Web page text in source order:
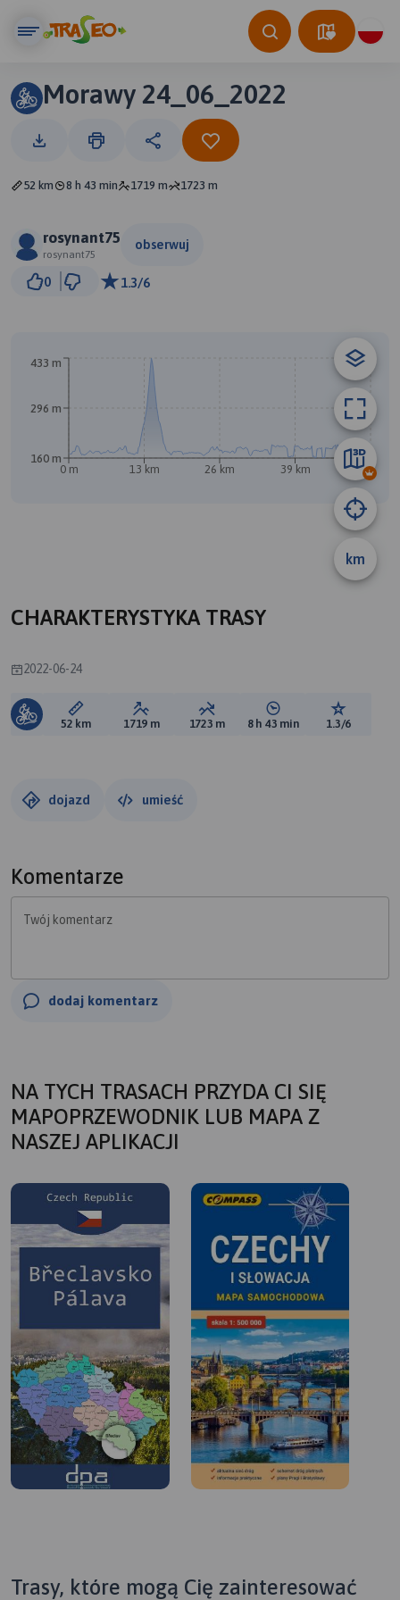
Morawy 24_06_2022
52 km 8 h 43 min 1719 m 1723 m
rosynant75
rosynant75
obserwuj
0 1.3/6
km
0 m 13 km 26 km 39 km 52 km
160 m
296 m
433 m
CHARAKTERYSTYKA TRASY
2022-06-24
Długość trasy:
52 km Suma przewyższeń:
1719 m Suma spadków:
1723 m Średni czas potrzebny
8 h 43 min Ocena
1.3/6
dojazd umieść
Komentarze
Twój komentarz
dodaj komentarz
NA TYCH TRASACH PRZYDA CI SIĘ
MAPOPRZEWODNIK LUB MAPA Z
NASZEJ APLIKACJI
Trasy, które mogą Cię zainteresować